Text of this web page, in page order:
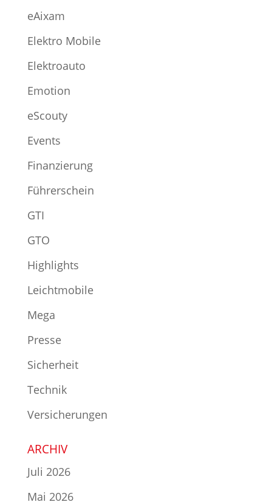
eAixam
Elektro Mobile
Elektroauto
Emotion
eScouty
Events
Finanzierung
Führerschein
GTI
GTO
Highlights
Leichtmobile
Mega
Presse
Sicherheit
Technik
Versicherungen
ARCHIV
Juli 2026
Mai 2026